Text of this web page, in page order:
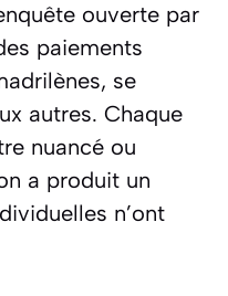
ouverte par
paiements
se
autres. Chaque
nuancé ou
a produit un
n’ont